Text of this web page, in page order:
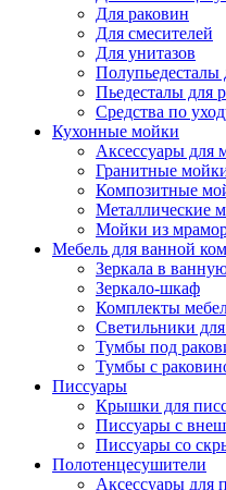
Для раковин
Для смесителей
Для унитазов
Полупьедесталы
Пьедесталы для
Средства по
Кухонные мойки
Аксессуары для
Гранитные
Композитные
Металлические
Мойки из
Мебель для ванной
Зеркала в
Зеркало-шкаф
Комплекты
Светильники для
Тумбы под
Тумбы с
Писсуары
Крышки для
Писсуары с
Писсуары со
Полотенцесушители
Аксессуары для